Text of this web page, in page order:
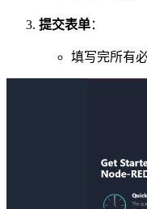
提交表单：
填写完所有